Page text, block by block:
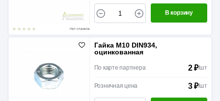
Нет отзывов
В корзину
Гайка М10 DIN934,
оцинкованная
По карте партнера 2 ₽/шт
Розничная цена 3 ₽/шт